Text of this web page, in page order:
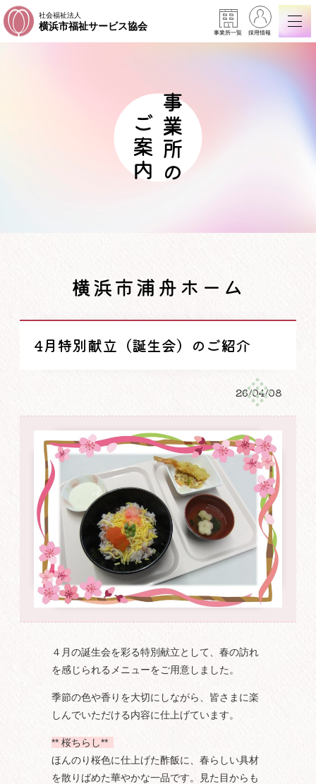
社会福祉法人
横浜市福祉サービス協会
事業所一覧 採用情報
事業所の
ご案内
横浜市浦舟ホーム
4月特別献立（誕生会）のご紹介
26/04/08
４月の誕生会を彩る特別献立として、春の訪れ
を感じられるメニューをご用意しました。
季節の色や香りを大切にしながら、皆さまに楽
しんでいただける内容に仕上げています。
** 桜ちらし**
ほんのり桜色に仕上げた酢飯に、春らしい具材
を散りばめた華やかな一品です。見た目からも